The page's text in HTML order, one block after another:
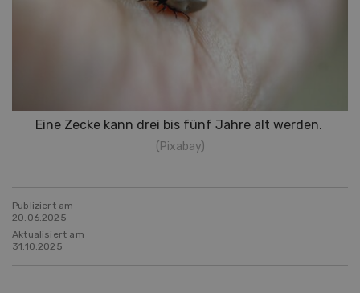
Eine Zecke kann drei bis fünf Jahre alt werden.
(Pixabay)
Publiziert am
20.06.2025
Aktualisiert am
31.10.2025